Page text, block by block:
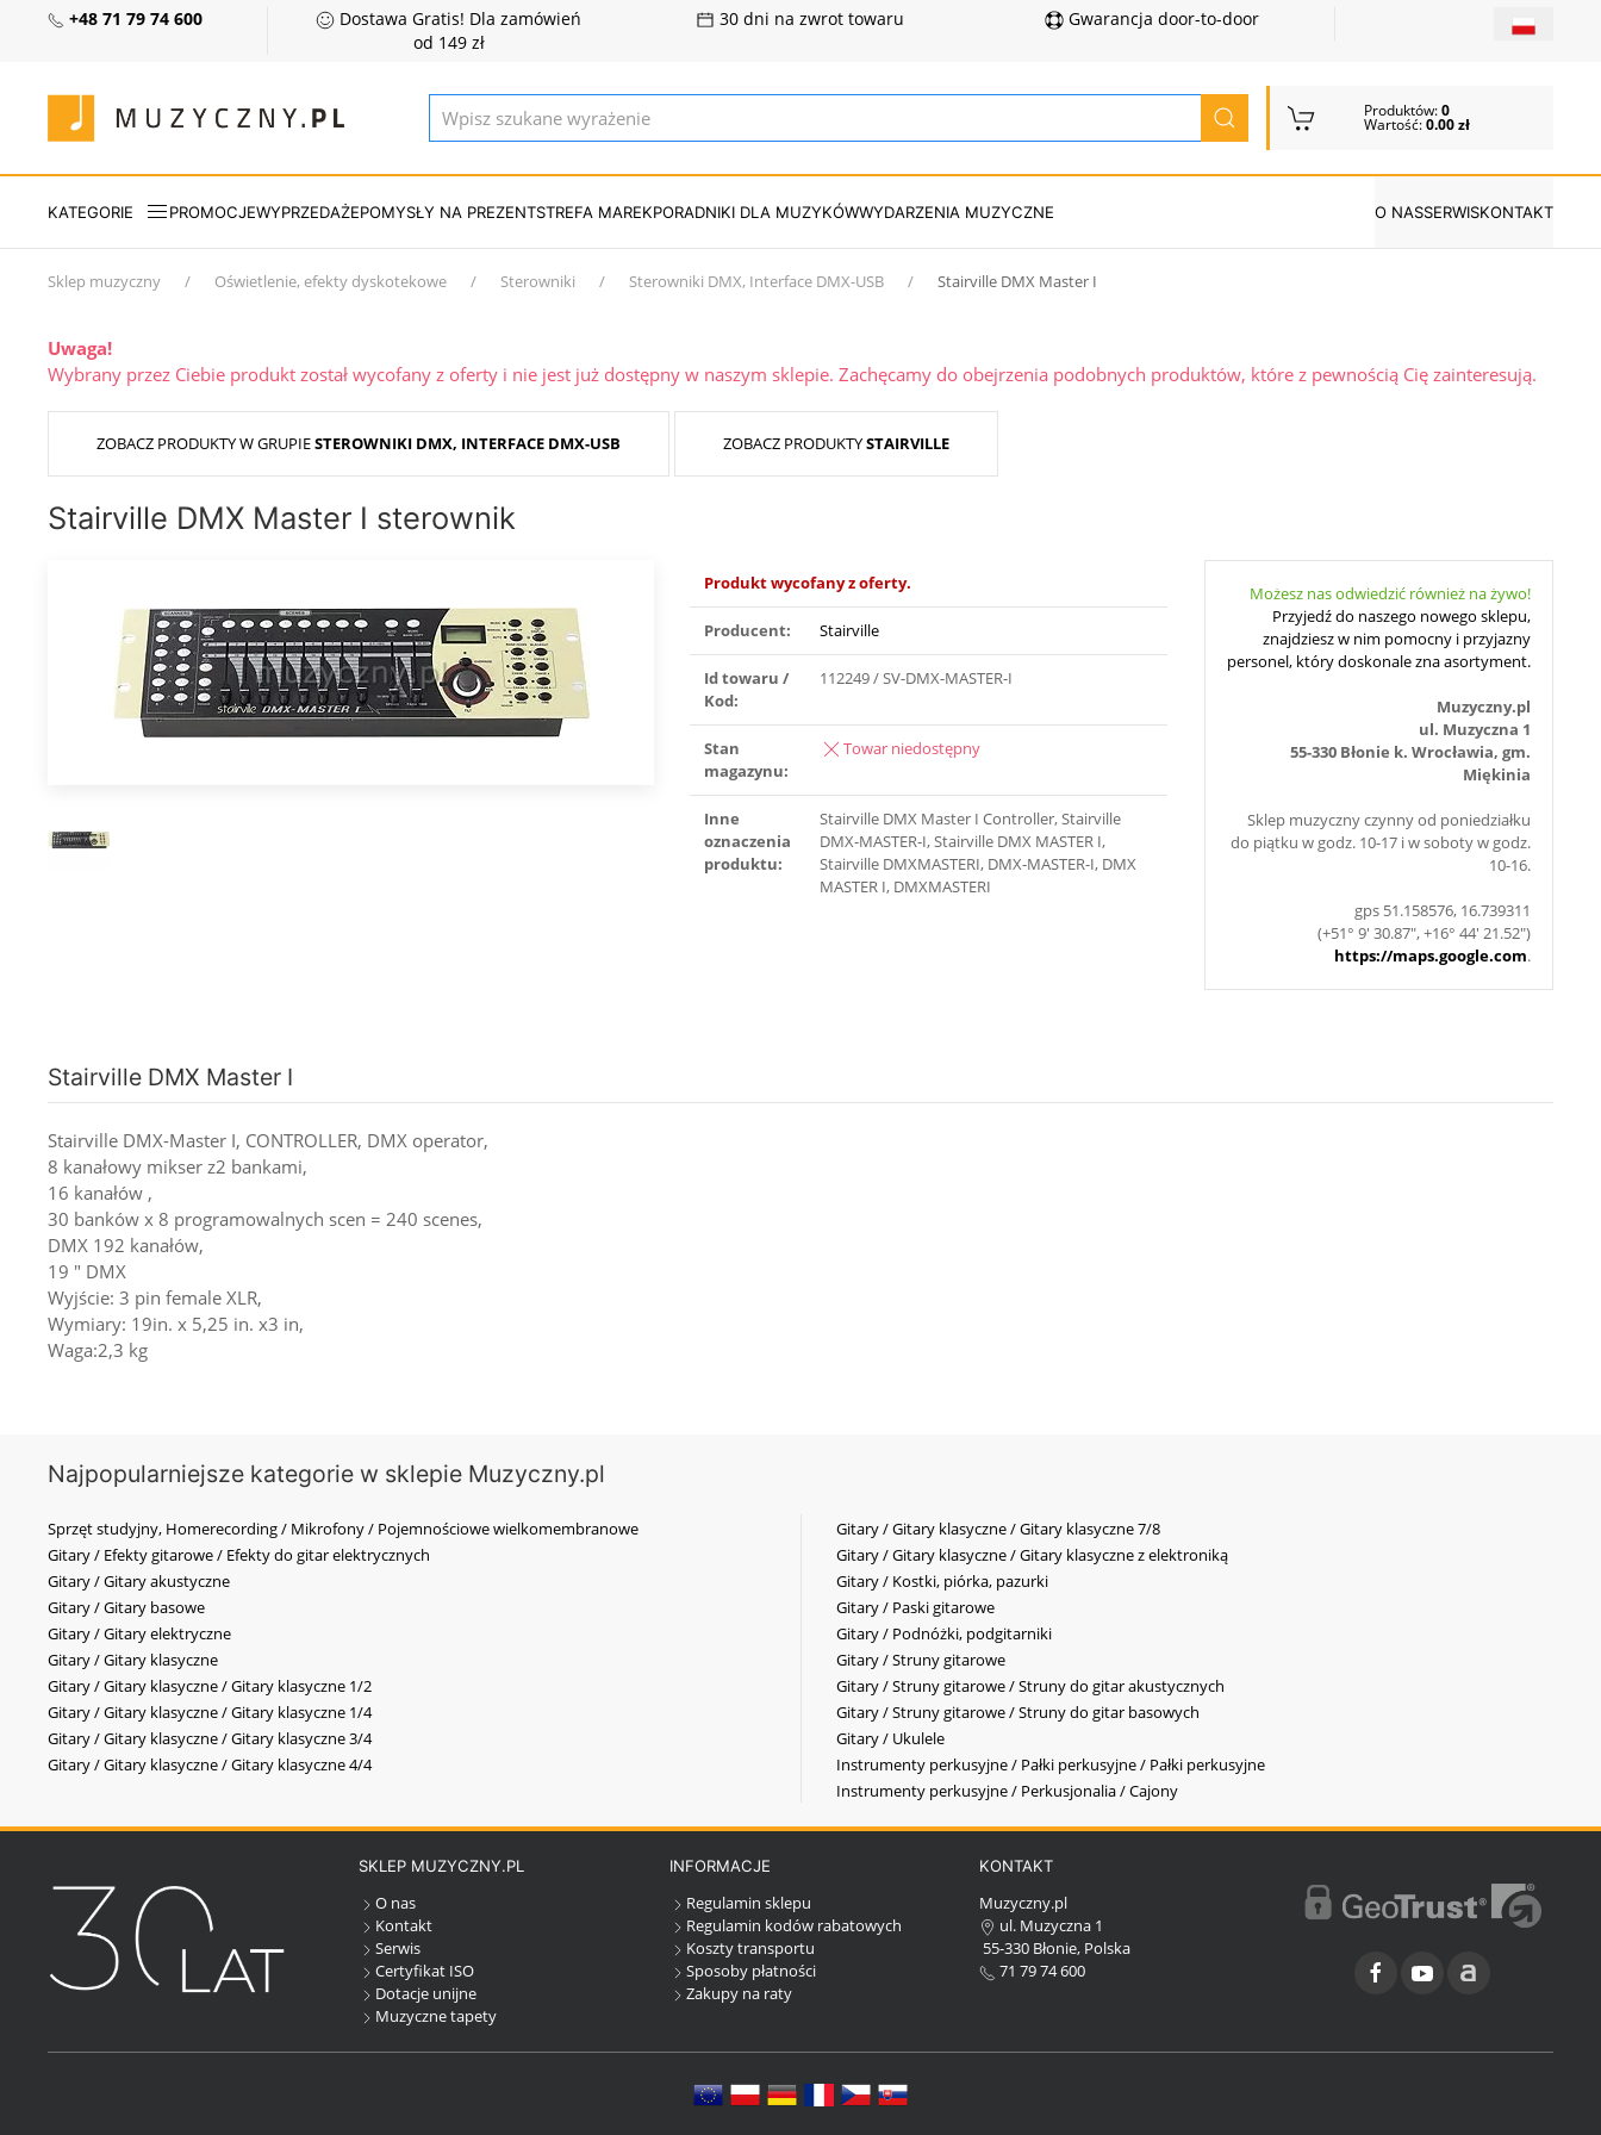
+48 71 79 74 600
Dostawa Gratis! Dla zamówień
od 149 zł
30 dni na zwrot towaru Gwarancja door-to-door
Produktów:0
Wartość:0.00 zł
KATEGORIE PROMOCJEWYPRZEDAŻEPOMYSŁY NA PREZENTSTREFA MAREKPORADNIKI DLA MUZYKÓWWYDARZENIA MUZYCZNE O NASSERWISKONTAKT
Sklep muzyczny Oświetlenie, efekty dyskotekowe Sterowniki Sterowniki DMX, Interface DMX-USB Stairville DMX Master I
Uwaga!
Wybrany przez Ciebie produkt został wycofany z oferty i nie jest już dostępny w naszym sklepie. Zachęcamy do obejrzenia podobnych produktów, które z pewnością Cię zainteresują.
ZOBACZ PRODUKTY W GRUPIESTEROWNIKI DMX, INTERFACE DMX-USB ZOBACZ PRODUKTYSTAIRVILLE
Stairville DMX Master I sterownik
Produkt wycofany z oferty.
Producent: Stairville
Id towaru /
Kod:
112249 / SV-DMX-MASTER-I
Stan
magazynu:
Towar niedostępny
Inne
oznaczenia
produktu:
Stairville DMX Master I Controller, Stairville
DMX-MASTER-I, Stairville DMX MASTER I,
Stairville DMXMASTERI, DMX-MASTER-I, DMX
MASTER I, DMXMASTERI
Możesz nas odwiedzić również na żywo!
Przyjedź do naszego nowego sklepu,
znajdziesz w nim pomocny i przyjazny
personel, który doskonale zna asortyment.
Muzyczny.pl
ul. Muzyczna 1
55-330 Błonie k. Wrocławia, gm.
Miękinia
Sklep muzyczny czynny od poniedziałku
do piątku w godz. 10-17 i w soboty w godz.
10-16.
gps 51.158576, 16.739311
(+51° 9' 30.87", +16° 44' 21.52")
https://maps.google.com.
Stairville DMX Master I
Stairville DMX-Master I, CONTROLLER, DMX operator,
8 kanałowy mikser z2 bankami,
16 kanałów ,
30 banków x 8 programowalnych scen = 240 scenes,
DMX 192 kanałów,
19 " DMX
Wyjście: 3 pin female XLR,
Wymiary: 19in. x 5,25 in. x3 in,
Waga:2,3 kg
Najpopularniejsze kategorie w sklepie Muzyczny.pl
Sprzęt studyjny, Homerecording / Mikrofony / Pojemnościowe wielkomembranowe
Gitary / Efekty gitarowe / Efekty do gitar elektrycznych
Gitary / Gitary akustyczne
Gitary / Gitary basowe
Gitary / Gitary elektryczne
Gitary / Gitary klasyczne
Gitary / Gitary klasyczne / Gitary klasyczne 1/2
Gitary / Gitary klasyczne / Gitary klasyczne 1/4
Gitary / Gitary klasyczne / Gitary klasyczne 3/4
Gitary / Gitary klasyczne / Gitary klasyczne 4/4
Gitary / Gitary klasyczne / Gitary klasyczne 7/8
Gitary / Gitary klasyczne / Gitary klasyczne z elektroniką
Gitary / Kostki, piórka, pazurki
Gitary / Paski gitarowe
Gitary / Podnóżki, podgitarniki
Gitary / Struny gitarowe
Gitary / Struny gitarowe / Struny do gitar akustycznych
Gitary / Struny gitarowe / Struny do gitar basowych
Gitary / Ukulele
Instrumenty perkusyjne / Pałki perkusyjne / Pałki perkusyjne
Instrumenty perkusyjne / Perkusjonalia / Cajony
SKLEP MUZYCZNY.PL
O nas
Kontakt
Serwis
Certyfikat ISO
Dotacje unijne
Muzyczne tapety
INFORMACJE
Regulamin sklepu
Regulamin kodów rabatowych
Koszty transportu
Sposoby płatności
Zakupy na raty
KONTAKT
Muzyczny.pl
ul. Muzyczna 1
55-330 Błonie, Polska
71 79 74 600